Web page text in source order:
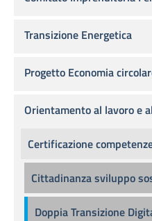
Transizione Energetica
Progetto Economia
Orientamento al lavoro e
Certificazione
Cittadinanza sviluppo
Doppia Transizione